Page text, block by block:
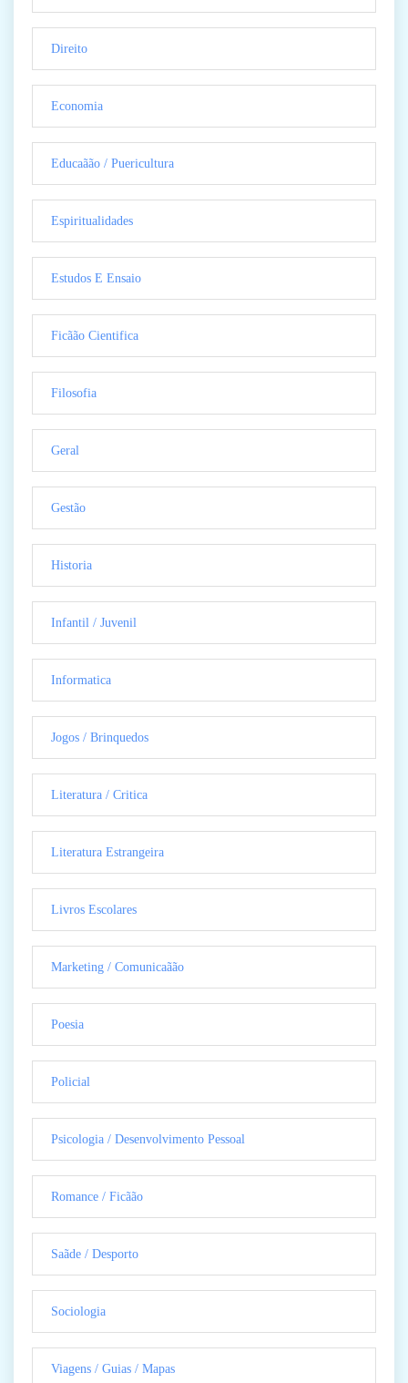
Direito
Economia
Educaãão / Puericultura
Espiritualidades
Estudos E Ensaio
Ficãão Cientifica
Filosofia
Geral
Gestão
Historia
Infantil / Juvenil
Informatica
Jogos / Brinquedos
Literatura / Critica
Literatura Estrangeira
Livros Escolares
Marketing / Comunicaãão
Poesia
Policial
Psicologia / Desenvolvimento Pessoal
Romance / Ficãão
Saãde / Desporto
Sociologia
Viagens / Guias / Mapas